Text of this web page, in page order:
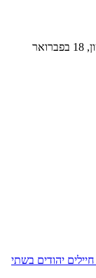
ערב עיון מקוון לרגל השקת הספר יתקיים ביום ראשון, 18 בפברואר